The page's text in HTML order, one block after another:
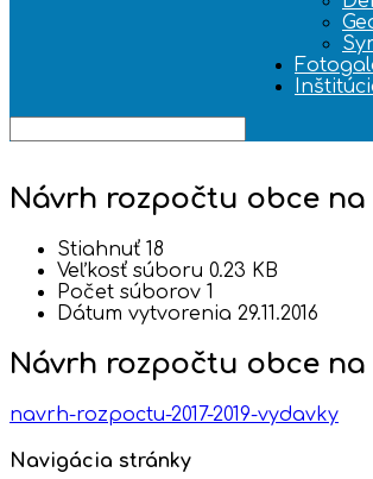
Návrh rozpočtu obce na
Stiahnuť 18
Veľkosť súboru 0.23 KB
Počet súborov 1
Dátum vytvorenia 29.11.2016
Návrh rozpočtu obce na
navrh-rozpoctu-2017-2019-vydavky
Navigácia stránky